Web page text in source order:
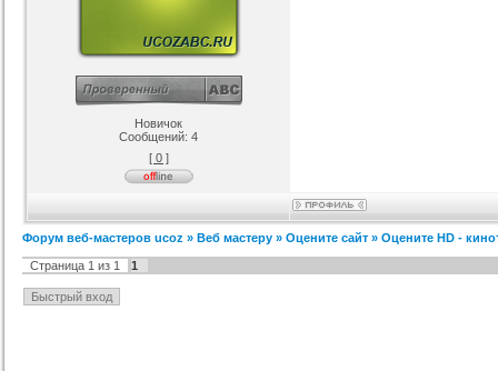
Новичок
Сообщений: 4
[ 0 ]
Форум веб-мастеров ucoz » Веб мастеру » Оцените сайт » Оцените HD -
Страница 1 из 1 1